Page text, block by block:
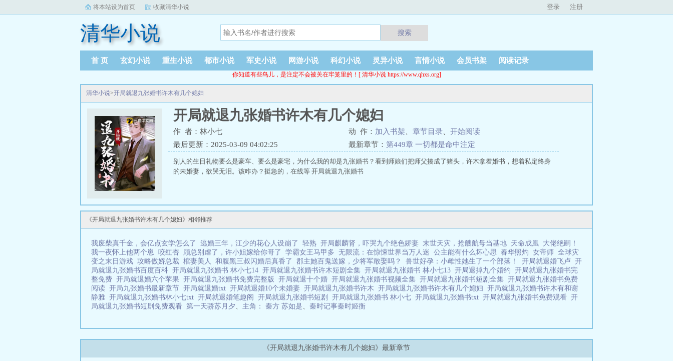
将本站设为首页 收藏清华小说 登录 注册
清华小说 搜索
首 页 玄幻小说 重生小说 都市小说 军史小说 网游小说 科幻小说 灵异小说 言情小说 会员书架 阅读记录
你知道有些鸟儿，是注定不会被关在牢笼里的！[ 清华小说 https://www.qhxs.org]
清华小说>开局就退九张婚书许木有几个媳妇
开局就退九张婚书许木有几个媳妇
作 者：林小七 动 作： 加入书架 章节目录
开始阅读
最后更新：2025-03-09 04:02:25
最新章节： 第449章 一切都是命中注定
别人的生日礼物要么是豪车、要么是豪宅，为什么我的却是九张婚书？看到师娘们把师父揍成了猪头，许木拿着婚书，想着私定终身
的未婚妻，欲哭无泪。该咋办？挺急的，在线等 开局就退九张婚书
《开局就退九张婚书许木有几个媳妇》相邻推荐
我废柴真千金，会亿点玄学怎么了 逃婚三年，江少的花心人设崩了 轻熟 开局麒麟肾，吓哭九个绝色娇妻 末世天灾，抢艘航母当基地 天命成凰 大佬绝嗣！
我一夜怀上他两个崽 咬红杏 顾总别虐了，许小姐嫁给你哥了 学霸女王马甲多 无限流：在惊悚世界当万人迷 公主能有什么坏心思 春华照灼 女帝师 全球灾
变之末日游戏 攻略傲娇总裁 棺妻美人 和腹黑三叔闪婚后真香了 郡主她百鬼送嫁，少将军敢娶吗？ 兽世好孕：小雌性她生了一个部落！ 开局就退婚飞卢 开
局就退九张婚书百度百科 开局就退九张婚书 林小七14 开局就退九张婚书许木短剧全集 开局就退九张婚书 林小七13 开局退掉九个婚约 开局就退九张婚书完
整免费 开局就退婚六个苹果 开局就退九张婚书免费完整版 开局就退十个婚 开局就退九张婚书视频全集 开局就退九张婚书短剧全集 开局就退九张婚书免费
阅读 开局九张婚书最新章节 开局就退婚txt 开局就退婚10个未婚妻 开局就退九张婚书许木 开局就退九张婚书许木有几个媳妇 开局就退九张婚书许木有和谢
静雅 开局就退九张婚书林小七txt 开局就退婚笔趣阁 开局就退九张婚书短剧 开局就退九张婚书 林小七 开局就退九张婚书txt 开局就退九张婚书免费观看 开
局就退九张婚书短剧免费观看 第一天骄苏月夕、 主角： 秦方 苏如是、 秦时记事秦时姬衡
《开局就退九张婚书许木有几个媳妇》最新章节